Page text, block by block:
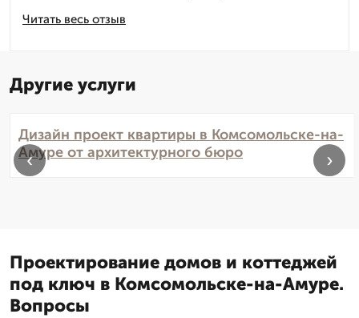
Читать весь отзыв
Другие услуги
Дизайн проект квартиры в Комсомольске-на-
Амуре от архитектурного бюро
‹ ›
Проектирование домов и коттеджей
под ключ в Комсомольске-на-Амуре.
Вопросы